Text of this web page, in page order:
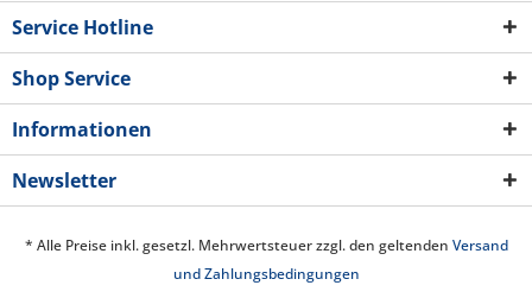
Service Hotline
Shop Service
Informationen
Newsletter
* Alle Preise inkl. gesetzl. Mehrwertsteuer zzgl. den geltenden Versand
und Zahlungsbedingungen